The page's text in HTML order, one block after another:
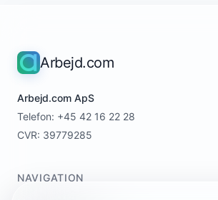
Arbejd.com
Arbejd.com ApS
Telefon: +45 42 16 22 28
CVR: 39779285
NAVIGATION